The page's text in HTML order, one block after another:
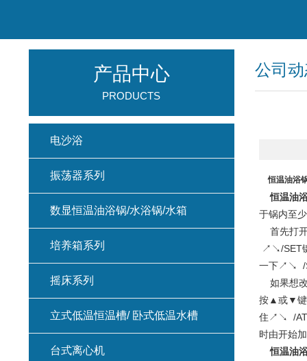
公司
恒温油浴
恒温油
于锅内至
首先打开
↗↘/SET
一下↗↘ /
如果想改
按▲或▼键
住↗↘ /AT
时由开始
恒温油
产品中心
PRODUCTS
电沙浴
振荡器系列
数显恒温油浴锅/水浴锅/水箱
培养箱系列
摇床系列
立式低温恒温槽/ 卧式低温水槽
台式离心机